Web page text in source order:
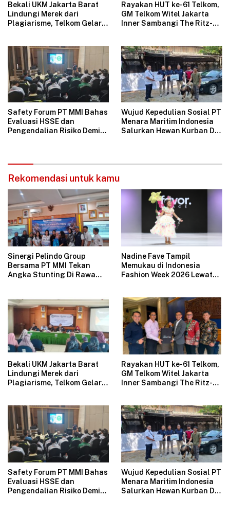
Bekali UKM Jakarta Barat
Lindungi Merek dari
Plagiarisme, Telkom Gelar
Rayakan HUT ke-61 Telkom,
GM Telkom Witel Jakarta
Inner Sambangi The Ritz-
Industri Hospitality
Safety Forum PT MMI Bahas
Evaluasi HSSE dan
Pengendalian Risiko Demi
Wujud Kepedulian Sosial PT
Menara Maritim Indonesia
Salurkan Hewan Kurban Di
Rekomendasi untuk kamu
Sinergi Pelindo Group
Bersama PT MMI Tekan
Angka Stunting Di Rawa
Nadine Fave Tampil
Memukau di Indonesia
Fashion Week 2026 Lewat
Bekali UKM Jakarta Barat
Lindungi Merek dari
Plagiarisme, Telkom Gelar
Rayakan HUT ke-61 Telkom,
GM Telkom Witel Jakarta
Inner Sambangi The Ritz-
Industri Hospitality
Safety Forum PT MMI Bahas
Evaluasi HSSE dan
Pengendalian Risiko Demi
Wujud Kepedulian Sosial PT
Menara Maritim Indonesia
Salurkan Hewan Kurban Di